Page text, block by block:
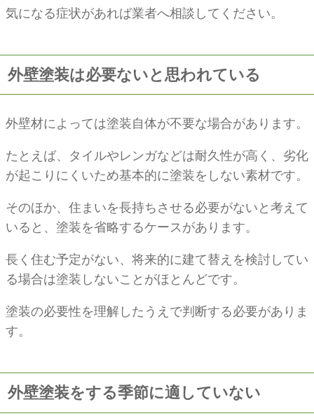
気になる症状があれば業者へ相談してください。
外壁塗装は必要ないと思われている
外壁材によっては塗装自体が不要な場合があります。
たとえば、タイルやレンガなどは耐久性が高く、劣化
が起こりにくいため基本的に塗装をしない素材です。
そのほか、住まいを長持ちさせる必要がないと考えて
いると、塗装を省略するケースがあります。
長く住む予定がない、将来的に建て替えを検討してい
る場合は塗装しないことがほとんどです。
塗装の必要性を理解したうえで判断する必要がありま
す。
外壁塗装をする季節に適していない